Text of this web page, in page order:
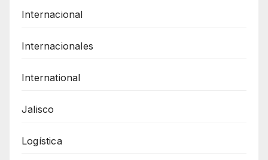
Internacional
Internacionales
International
Jalisco
Logística